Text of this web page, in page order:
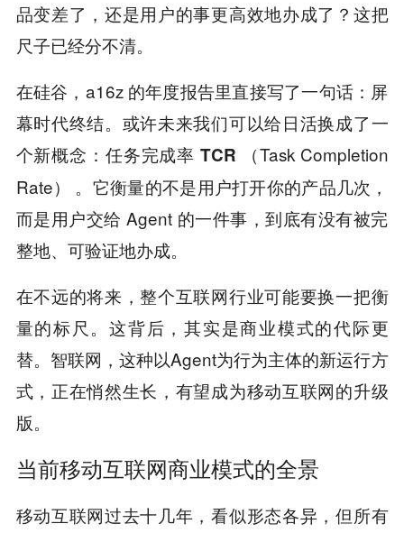
品变差了，还是用户的事更高效地办成了？这把
尺子已经分不清。
在硅谷，a16z 的年度报告里直接写了一句话：屏
幕时代终结。或许未来我们可以给日活换成了一
个新概念： 任务完成率 TCR （Task Completion
Rate） 。它衡量的不是用户打开你的产品几次，
而是用户交给 Agent 的一件事，到底有没有被完
整地、可验证地办成。
在不远的将来，整个互联网行业可能要换一把衡
量的标尺。这背后，其实是商业模式的代际更
替。智联网，这种以Agent为行为主体的新运行方
式，正在悄然生长，有望成为移动互联网的升级
版。
当前移动互联网商业模式的全景
移动互联网过去十几年，看似形态各异，但所有